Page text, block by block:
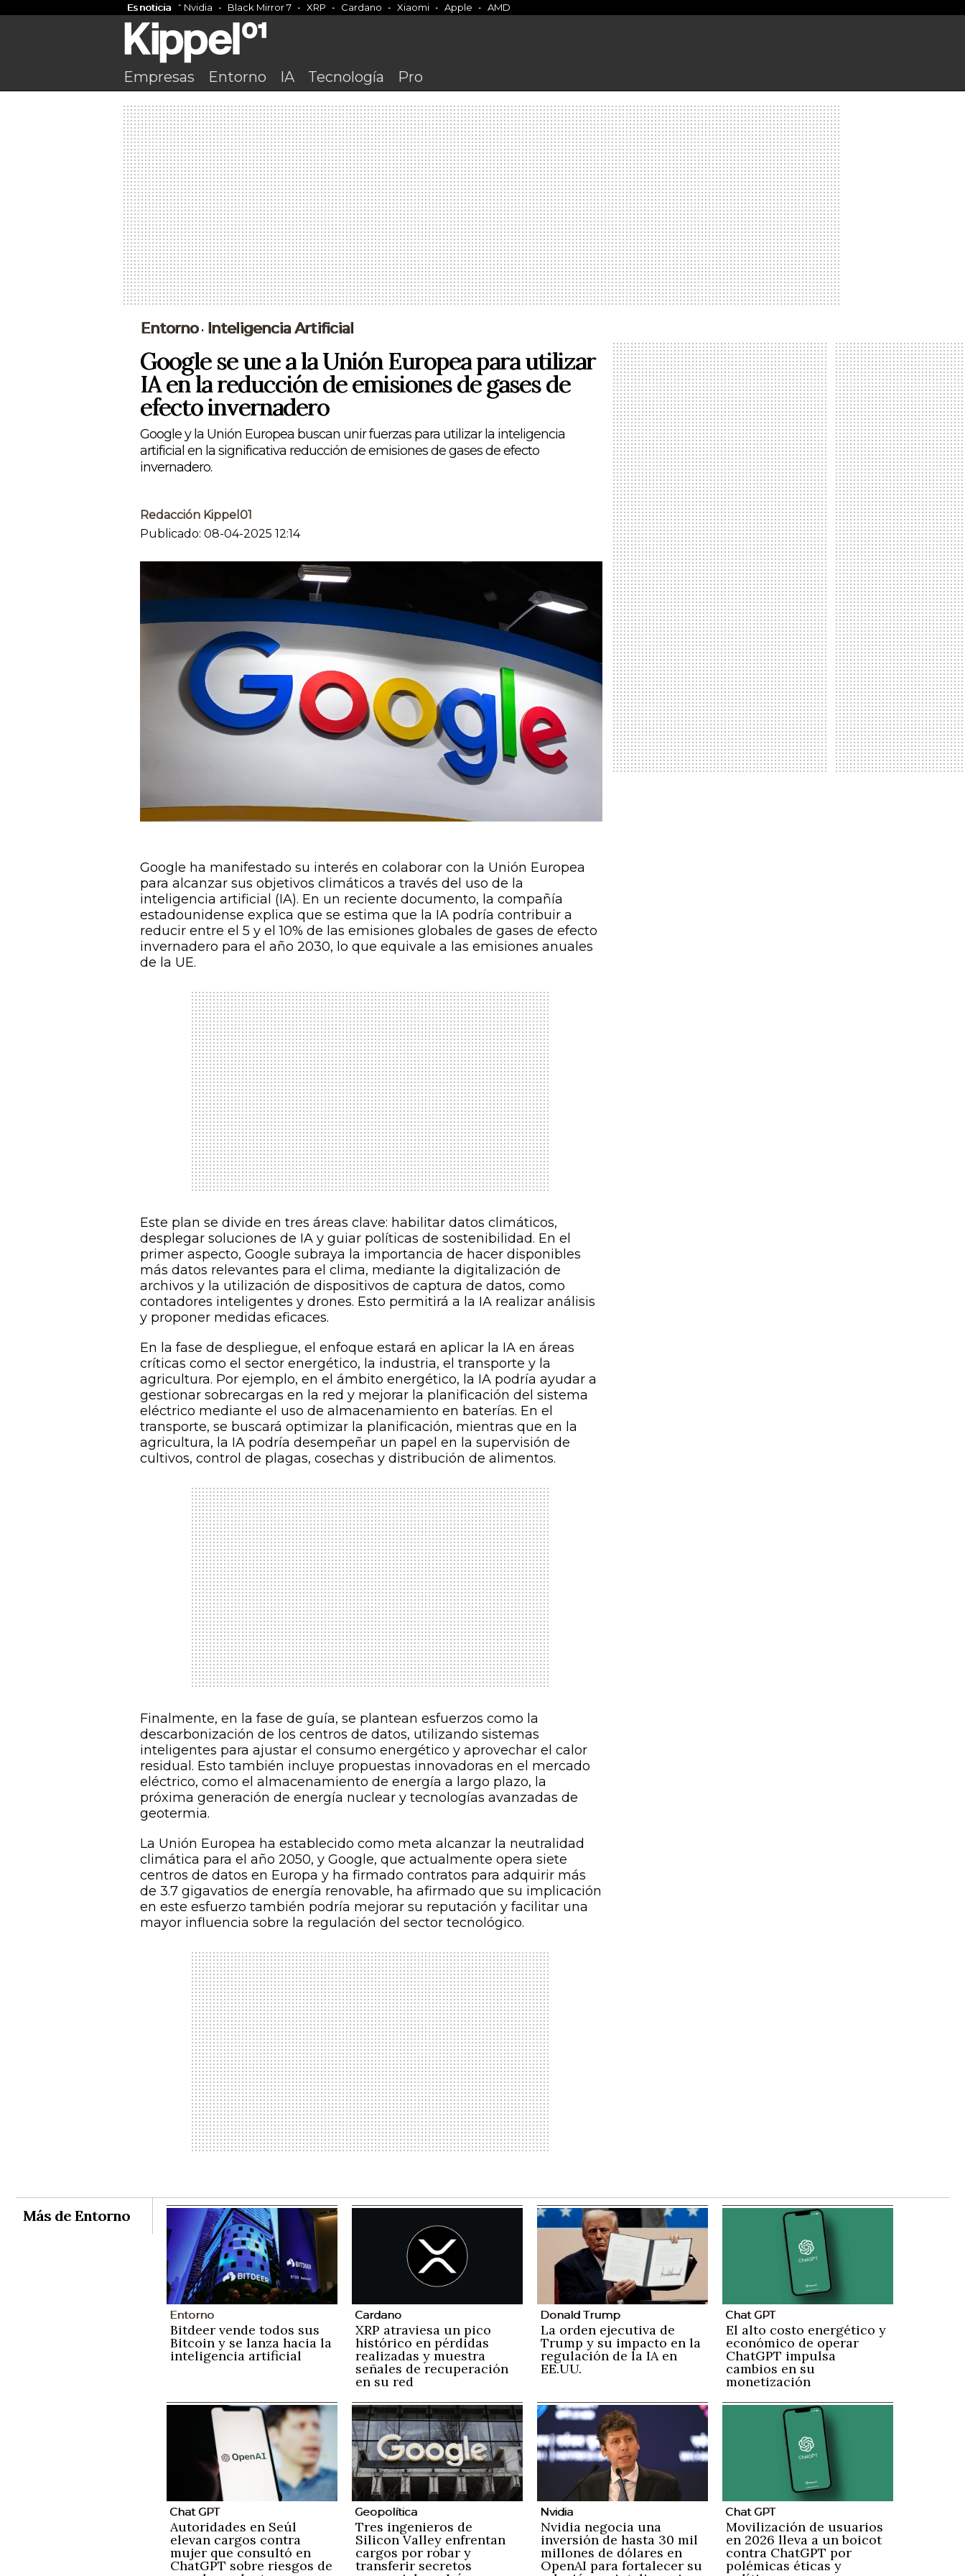
Es noticia Nvidia Black Mirror 7 XRP Cardano Xiaomi Apple AMD
Empresas Entorno IA Tecnología Pro
Entorno• Inteligencia Artificial
Google se une a la Unión Europea para utilizar
IA en la reducción de emisiones de gases de
efecto invernadero
Google y la Unión Europea buscan unir fuerzas para utilizar la inteligencia
artificial en la significativa reducción de emisiones de gases de efecto
invernadero.
Redacción Kippel01
Publicado: 08-04-2025 12:14
Google ha manifestado su interés en colaborar con la Unión Europea
para alcanzar sus objetivos climáticos a través del uso de la
inteligencia artificial (IA). En un reciente documento, la compañía
estadounidense explica que se estima que la IA podría contribuir a
reducir entre el 5 y el 10% de las emisiones globales de gases de efecto
invernadero para el año 2030, lo que equivale a las emisiones anuales
de la UE.
Este plan se divide en tres áreas clave: habilitar datos climáticos,
desplegar soluciones de IA y guiar políticas de sostenibilidad. En el
primer aspecto, Google subraya la importancia de hacer disponibles
más datos relevantes para el clima, mediante la digitalización de
archivos y la utilización de dispositivos de captura de datos, como
contadores inteligentes y drones. Esto permitirá a la IA realizar análisis
y proponer medidas eficaces.
En la fase de despliegue, el enfoque estará en aplicar la IA en áreas
críticas como el sector energético, la industria, el transporte y la
agricultura. Por ejemplo, en el ámbito energético, la IA podría ayudar a
gestionar sobrecargas en la red y mejorar la planificación del sistema
eléctrico mediante el uso de almacenamiento en baterías. En el
transporte, se buscará optimizar la planificación, mientras que en la
agricultura, la IA podría desempeñar un papel en la supervisión de
cultivos, control de plagas, cosechas y distribución de alimentos.
Finalmente, en la fase de guía, se plantean esfuerzos como la
descarbonización de los centros de datos, utilizando sistemas
inteligentes para ajustar el consumo energético y aprovechar el calor
residual. Esto también incluye propuestas innovadoras en el mercado
eléctrico, como el almacenamiento de energía a largo plazo, la
próxima generación de energía nuclear y tecnologías avanzadas de
geotermia.
La Unión Europea ha establecido como meta alcanzar la neutralidad
climática para el año 2050, y Google, que actualmente opera siete
centros de datos en Europa y ha firmado contratos para adquirir más
de 3.7 gigavatios de energía renovable, ha afirmado que su implicación
en este esfuerzo también podría mejorar su reputación y facilitar una
mayor influencia sobre la regulación del sector tecnológico.
Más de Entorno
Entorno
Bitdeer vende todos sus
Bitcoin y se lanza hacia la
inteligencia artificial
Cardano
XRP atraviesa un pico
histórico en pérdidas
realizadas y muestra
señales de recuperación
en su red
Donald Trump
La orden ejecutiva de
Trump y su impacto en la
regulación de la IA en
EE.UU.
Chat GPT
El alto costo energético y
económico de operar
ChatGPT impulsa
cambios en su
monetización
Chat GPT
Autoridades en Seúl
elevan cargos contra
mujer que consultó en
ChatGPT sobre riesgos de
Geopolítica
Tres ingenieros de
Silicon Valley enfrentan
cargos por robar y
transferir secretos
Nvidia
Nvidia negocia una
inversión de hasta 30 mil
millones de dólares en
OpenAI para fortalecer su
Chat GPT
Movilización de usuarios
en 2026 lleva a un boicot
contra ChatGPT por
polémicas éticas y